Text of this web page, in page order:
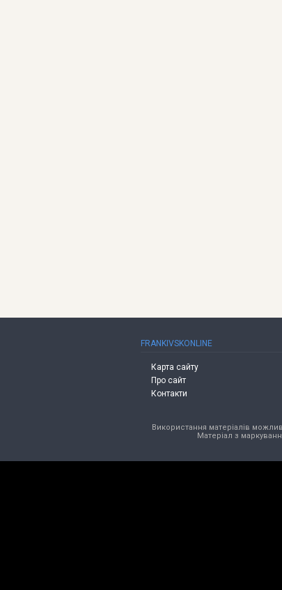
FRANKIVSKONLINE
Карта сайту
Про сайт
Контакти
Використання матеріалів
Матеріал з